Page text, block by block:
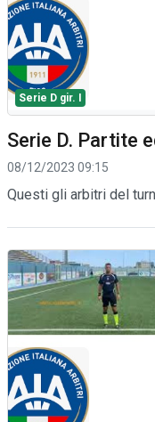
Serie D gir. I
Serie D. Partite
08/12/2023 09:15
Questi gli arbitri del